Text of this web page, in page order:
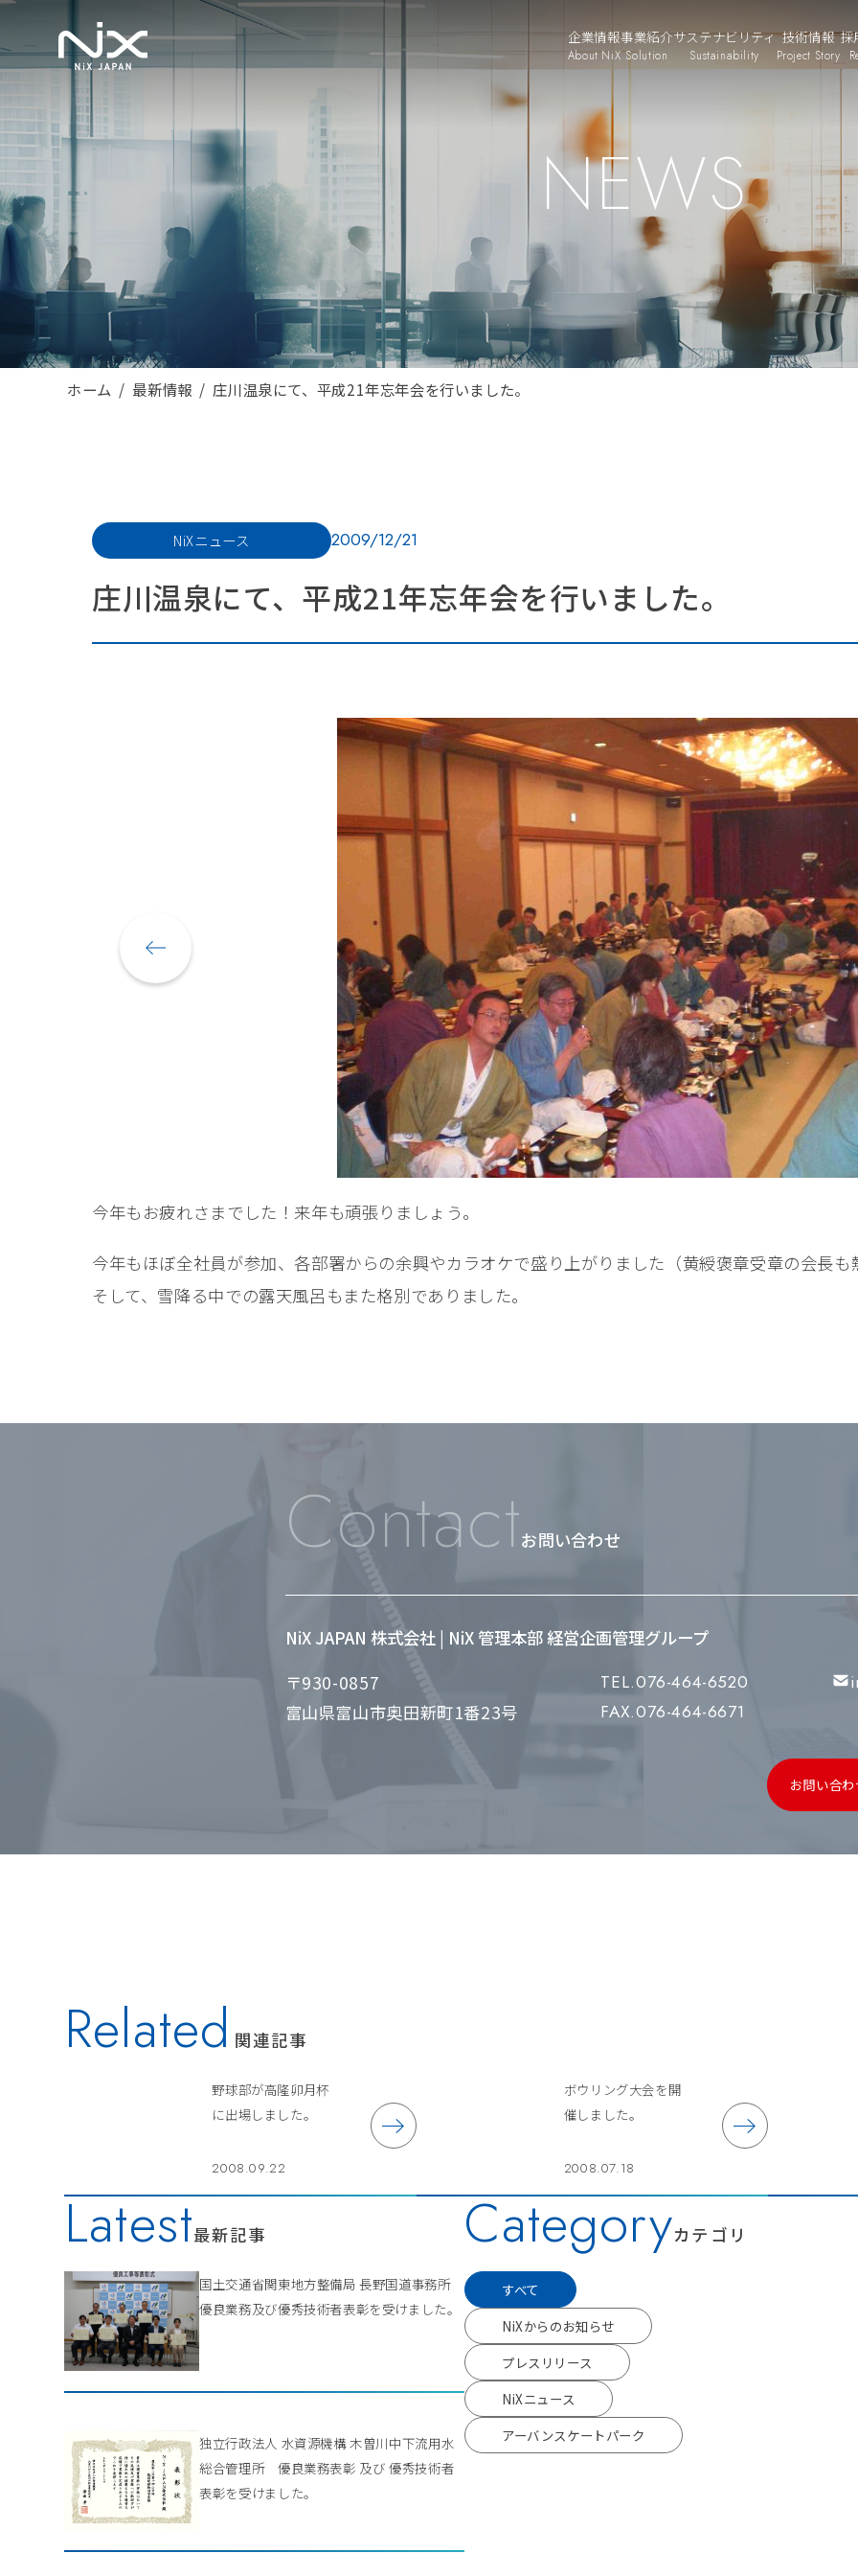
企業情報
About NiX
事業紹介
Solution
サステナビリティ
Sustainability
技術情報
Project Story
採
NEWS
ホーム 最新情報 庄川温泉にて、平成21年忘年会を行いました。
NiXニュース 2009/12/21
庄川温泉にて、平成21年忘年会を行いました。
今年もお疲れさまでした！来年も頑張りましょう。
今年もほぼ全社員が参加、各部署からの余興やカラオケで盛り上がりました（黄綬褒章受章の会長も
そして、雪降る中での露天風呂もまた格別でありました。
Contactお問い合わせ
NiX JAPAN 株式会社 | NiX 管理本部 経営企画管理グループ
〒930-0857
富山県富山市奥田新町1番23号
TEL.076-464-6520
FAX.076-464-6671
お問い合
Related 関連記事
野球部が高隆卯月杯
に出場しました。
2008.09.22
ボウリング大会を開
催しました。
2008.07.18
Latest最新記事
国土交通省関東地方整備局 長野国道事務所
優良業務及び優秀技術者表彰を受けました。
独立行政法人 水資源機構 木曽川中下流用水
総合管理所 優良業務表彰 及び 優秀技術者
表彰を受けました。
Categoryカテゴリ
すべて
NiXからのお知らせ
プレスリリース
NiXニュース
アーバンスケートパーク